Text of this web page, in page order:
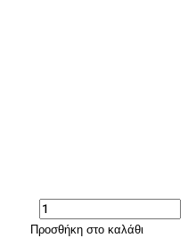
Προσθήκη στο καλάθι